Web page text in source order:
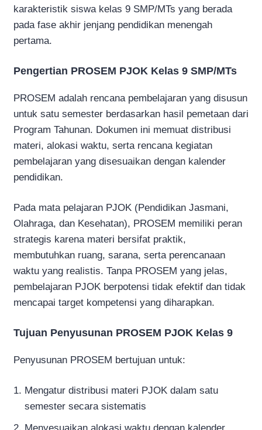
karakteristik siswa kelas 9 SMP/MTs yang berada
pada fase akhir jenjang pendidikan menengah
pertama.
Pengertian PROSEM PJOK Kelas 9 SMP/MTs
PROSEM adalah rencana pembelajaran yang disusun
untuk satu semester berdasarkan hasil pemetaan dari
Program Tahunan. Dokumen ini memuat distribusi
materi, alokasi waktu, serta rencana kegiatan
pembelajaran yang disesuaikan dengan kalender
pendidikan.
Pada mata pelajaran PJOK (Pendidikan Jasmani,
Olahraga, dan Kesehatan), PROSEM memiliki peran
strategis karena materi bersifat praktik,
membutuhkan ruang, sarana, serta perencanaan
waktu yang realistis. Tanpa PROSEM yang jelas,
pembelajaran PJOK berpotensi tidak efektif dan tidak
mencapai target kompetensi yang diharapkan.
Tujuan Penyusunan PROSEM PJOK Kelas 9
Penyusunan PROSEM bertujuan untuk:
Mengatur distribusi materi PJOK dalam satu
semester secara sistematis